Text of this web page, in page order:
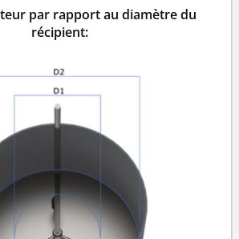
par rapport au diamètre du
récipient: